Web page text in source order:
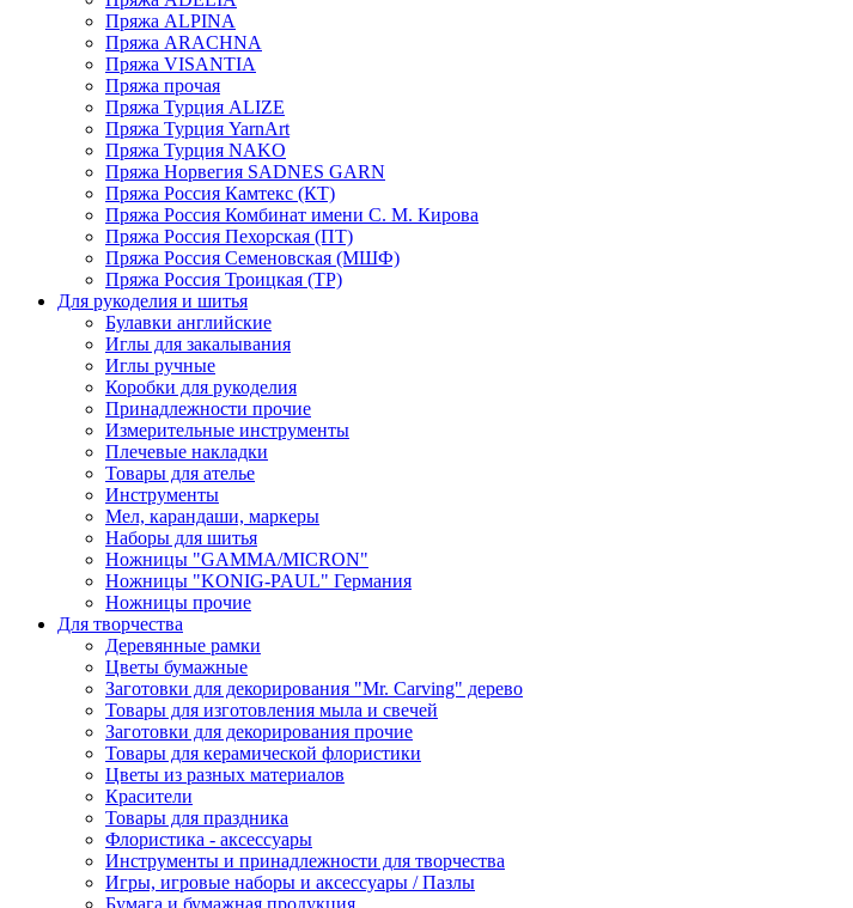
Пряжа ALPINA
Пряжа ARACHNA
Пряжа VISANTIA
Пряжа прочая
Пряжа Турция ALIZE
Пряжа Турция YarnArt
Пряжа Турция NAKO
Пряжа Норвегия SADNES GARN
Пряжа Россия Камтекс (КТ)
Пряжа Россия Комбинат имени С. М. Кирова
Пряжа Россия Пехорская (ПТ)
Пряжа Россия Семеновская (МШФ)
Пряжа Россия Троицкая (ТР)
Для рукоделия и шитья
Булавки английские
Иглы для закалывания
Иглы ручные
Коробки для рукоделия
Принадлежности прочие
Измерительные инструменты
Плечевые накладки
Товары для ателье
Инструменты
Мел, карандаши, маркеры
Наборы для шитья
Ножницы "GAMMA/MICRON"
Ножницы "KONIG-PAUL" Германия
Ножницы прочие
Для творчества
Деревянные рамки
Цветы бумажные
Заготовки для декорирования "Mr. Carving" дерево
Товары для изготовления мыла и свечей
Заготовки для декорирования прочие
Товары для керамической флористики
Цветы из разных материалов
Красители
Товары для праздника
Флористика - аксессуары
Инструменты и принадлежности для творчества
Игры, игровые наборы и аксессуары / Пазлы
Бумага и бумажная продукция